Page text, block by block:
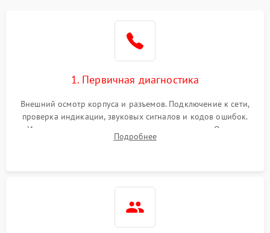
1. Первичная диагностика
Внешний осмотр корпуса и разъемов. Подключение к сети,
проверка индикации, звуковых сигналов и кодов ошибок.
Измерение входного и выходного напряжения. Оценка
реакции ИБП на отключение основного питания без
Подробнее